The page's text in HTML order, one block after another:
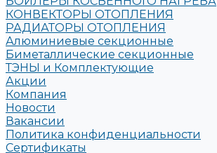
КОНВЕКТОРЫ ОТОПЛЕНИЯ
РАДИАТОРЫ ОТОПЛЕНИЯ
Алюминиевые секционные
Биметаллические секционные
ТЭНЫ и Комплектующие
Акции
Компания
Новости
Вакансии
Политика конфиденциальности
Сертификаты